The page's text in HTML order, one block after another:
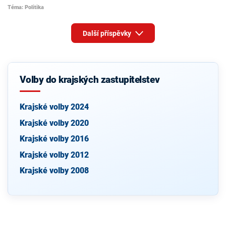
Téma: Politika
Další příspěvky
Volby do krajských zastupitelstev
Krajské volby 2024
Krajské volby 2020
Krajské volby 2016
Krajské volby 2012
Krajské volby 2008